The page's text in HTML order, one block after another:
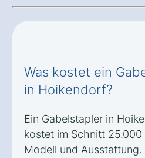
Was kostet ein
in Hoikendorf?
Ein Gabelstapler in
kostet im Schnitt 25.000
Modell und Ausstattung.